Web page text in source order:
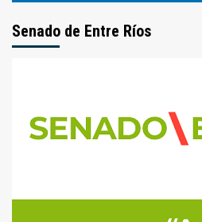
Senado de Entre Ríos